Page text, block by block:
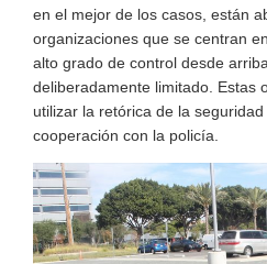
en el mejor de los casos, están
organizaciones que se centran
alto grado de control desde
deliberadamente limitado. Estas
utilizar la retórica de la
cooperación con la policía.